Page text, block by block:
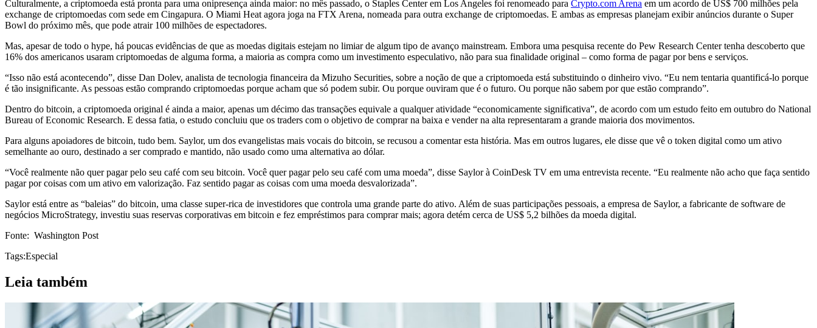
Culturalmente, a criptomoeda está pronta para uma onipresença ainda maior: no mês passado, o Staples Center em Los Angeles foi renomeado para Crypto.com Arena em um acordo de US$ 700 milhões pela
exchange de criptomoedas com sede em Cingapura. O Miami Heat agora joga na FTX Arena, nomeada para outra exchange de criptomoedas. E ambas as empresas planejam exibir anúncios durante o Super
Bowl do próximo mês, que pode atrair 100 milhões de espectadores.
Mas, apesar de todo o hype, há poucas evidências de que as moedas digitais estejam no limiar de algum tipo de avanço mainstream. Embora uma pesquisa recente do Pew Research Center tenha descoberto que
16% dos americanos usaram criptomoedas de alguma forma, a maioria as compra como um investimento especulativo, não para sua finalidade original – como forma de pagar por bens e serviços.
“Isso não está acontecendo”, disse Dan Dolev, analista de tecnologia financeira da Mizuho Securities, sobre a noção de que a criptomoeda está substituindo o dinheiro vivo. “Eu nem tentaria quantificá-lo porque
é tão insignificante. As pessoas estão comprando criptomoedas porque acham que só podem subir. Ou porque ouviram que é o futuro. Ou porque não sabem por que estão comprando”.
Dentro do bitcoin, a criptomoeda original é ainda a maior, apenas um décimo das transações equivale a qualquer atividade “economicamente significativa”, de acordo com um estudo feito em outubro do National
Bureau of Economic Research. E dessa fatia, o estudo concluiu que os traders com o objetivo de comprar na baixa e vender na alta representaram a grande maioria dos movimentos.
Para alguns apoiadores de bitcoin, tudo bem. Saylor, um dos evangelistas mais vocais do bitcoin, se recusou a comentar esta história. Mas em outros lugares, ele disse que vê o token digital como um ativo
semelhante ao ouro, destinado a ser comprado e mantido, não usado como uma alternativa ao dólar.
“Você realmente não quer pagar pelo seu café com seu bitcoin. Você quer pagar pelo seu café com uma moeda”, disse Saylor à CoinDesk TV em uma entrevista recente. “Eu realmente não acho que faça sentido
pagar por coisas com um ativo em valorização. Faz sentido pagar as coisas com uma moeda desvalorizada”.
Saylor está entre as “baleias” do bitcoin, uma classe super-rica de investidores que controla uma grande parte do ativo. Além de suas participações pessoais, a empresa de Saylor, a fabricante de software de
negócios MicroStrategy, investiu suas reservas corporativas em bitcoin e fez empréstimos para comprar mais; agora detém cerca de US$ 5,2 bilhões da moeda digital.
Fonte: Washington Post
Tags:Especial
Leia também